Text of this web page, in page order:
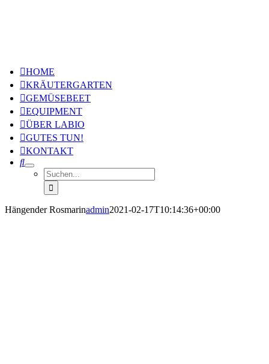
HOME
KRÄUTERGARTEN
GEMÜSEBEET
EQUIPMENT
ÜBER LABIO
GUTES TUN!
KONTAKT
Suche
nach:
Hängender Rosmarinadmin2021-02-17T10:14:36+00:00